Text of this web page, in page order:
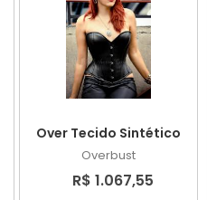
Over Tecido Sintético
Overbust
R$ 1.067,55